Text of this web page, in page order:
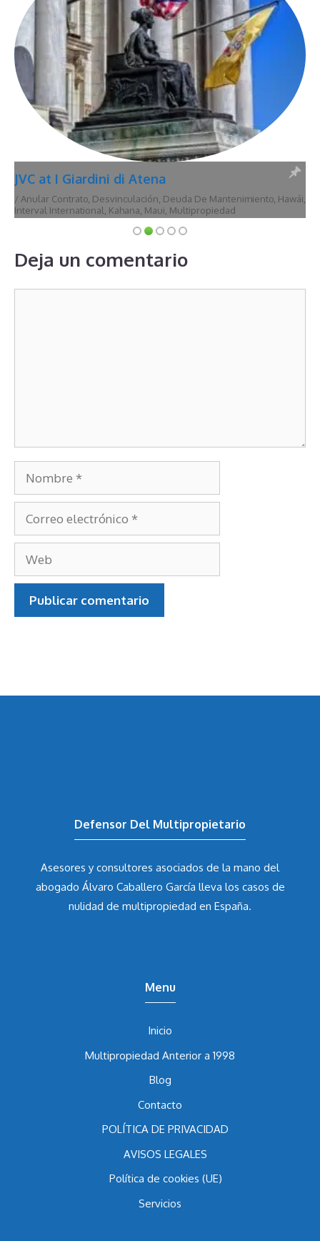
JVC at I Giardini di Atena
/ Anular Contrato, Desvinculación, Deuda De Mantenimiento, Hawái,
Interval International, Kahana, Maui, Multipropiedad
Nombre
Correo
electrónico
Web
Asesores y consultores asociados de la mano del
abogado Álvaro Caballero Garcíalleva los casos de
Inicio
Multipropiedad Anterior a 1998
Blog
Contacto
POLÍTICA DE PRIVACIDAD
AVISOS LEGALES
Política de cookies (UE)